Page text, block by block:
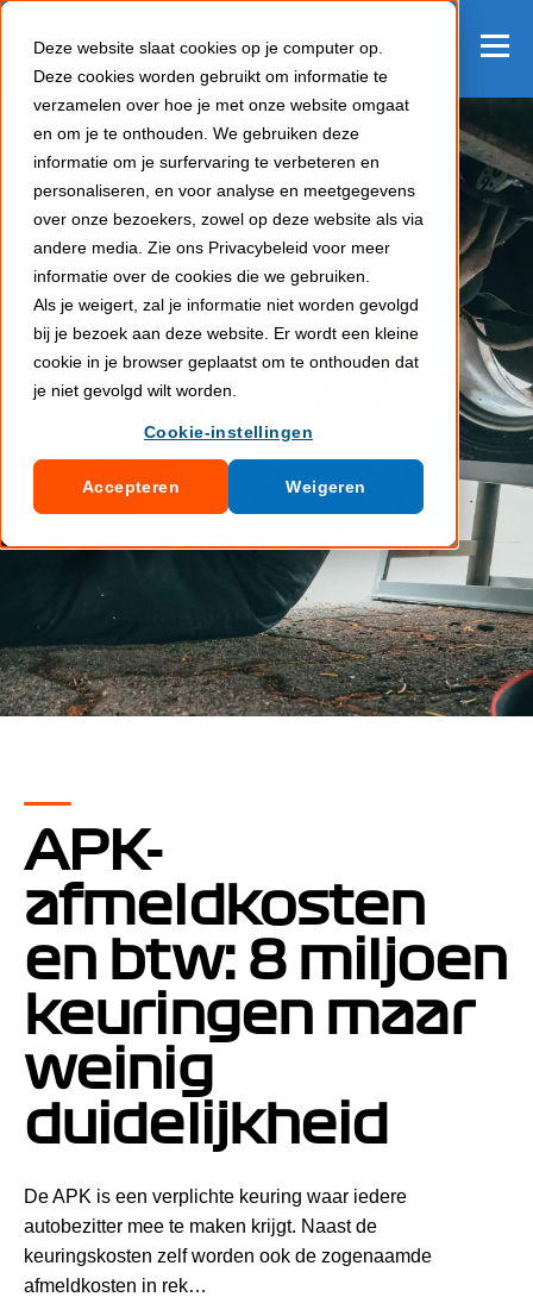
Deze website slaat cookies op je computer op.
Deze cookies worden gebruikt om informatie te
verzamelen over hoe je met onze website omgaat
en om je te onthouden. We gebruiken deze
informatie om je surfervaring te verbeteren en
personaliseren, en voor analyse en meetgegevens
over onze bezoekers, zowel op deze website als via
andere media. Zie ons Privacybeleid voor meer
informatie over de cookies die we gebruiken.
Als je weigert, zal je informatie niet worden gevolgd
bij je bezoek aan deze website. Er wordt een kleine
cookie in je browser geplaatst om te onthouden dat
je niet gevolgd wilt worden.
Cookie-instellingen
Accepteren Weigeren
APK-
afmeldkosten
en btw: 8 miljoen
keuringen maar
weinig
duidelijkheid
De APK is een verplichte keuring waar iedere
autobezitter mee te maken krijgt. Naast de
keuringskosten zelf worden ook de zogenaamde
afmeldkosten in rek…